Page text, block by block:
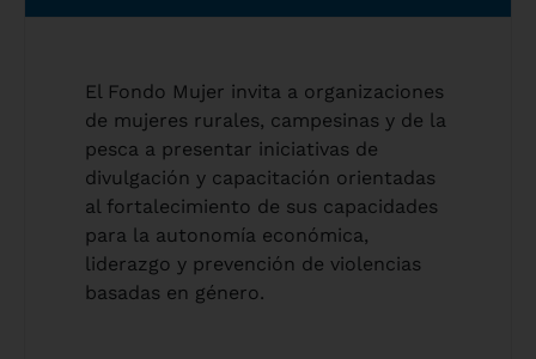
El Fondo Mujer invita a organizaciones
de mujeres rurales, campesinas y de la
pesca a presentar iniciativas de
divulgación y capacitación orientadas
al fortalecimiento de sus capacidades
para la autonomía económica,
liderazgo y prevención de violencias
basadas en género.